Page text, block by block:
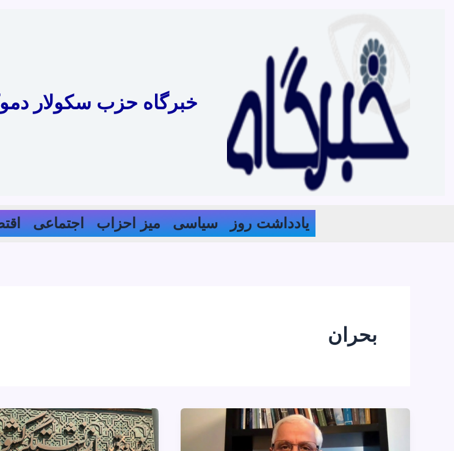
خبرگاه حزب سکولار
یادداشت روز سیاسی میز احزاب اجتماعی
بحران